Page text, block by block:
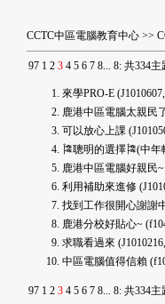
CCTC中區電腦教育中心 >>
97 1 2 3 4 5 6 7 8... 8: 共334主
來學PRO-E
鹿港中區電腦太親民
可以放心上課
🎏聰明的選擇🎏(中
鹿港中區電腦好親民~
利用補助來進修
找到工作很開心謝謝
鹿港分校好貼心~
求職看過來
中區電腦值得信賴
97 1 2 3 4 5 6 7 8... 8: 共334主